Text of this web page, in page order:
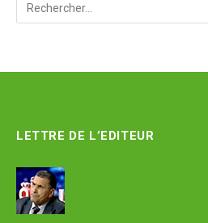
LETTRE DE L’EDITEUR